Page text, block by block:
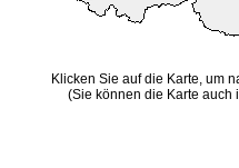
Klicken Sie auf die Karte, um
(Sie können die Karte auch